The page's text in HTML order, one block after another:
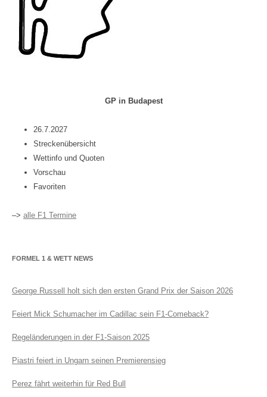
GP in Budapest
26.7.2027
Streckenübersicht
Wettinfo und Quoten
Vorschau
Favoriten
–> alle F1 Termine
FORMEL 1 & WETT NEWS
George Russell holt sich den ersten Grand Prix der Saison 2026
Feiert Mick Schumacher im Cadillac sein F1-Comeback?
Regeländerungen in der F1-Saison 2025
Piastri feiert in Ungarn seinen Premierensieg
Perez fährt weiterhin für Red Bull